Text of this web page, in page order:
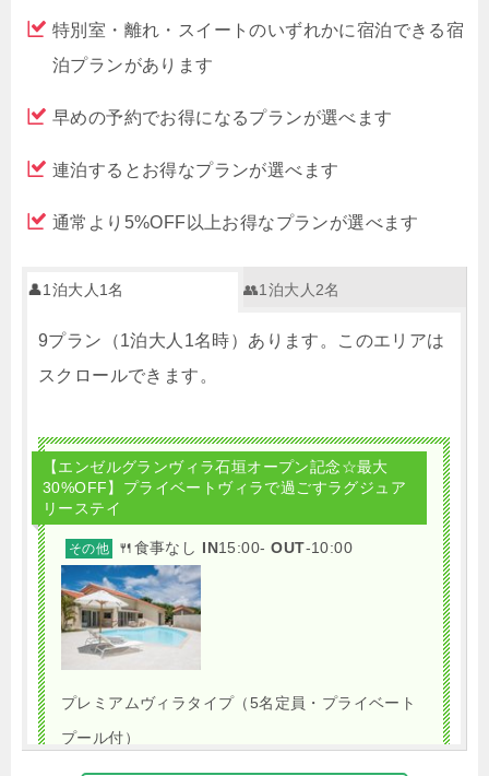
特別室・離れ・スイートのいずれかに宿泊できる宿
泊プランがあります
早めの予約でお得になるプランが選べます
連泊するとお得なプランが選べます
通常より5%OFF以上お得なプランが選べます
👤1泊大人1名 👥1泊大人2名
9プラン（1泊大人1名時）あります。このエリアは
スクロールできます。
【エンゼルグランヴィラ石垣オープン記念☆最大
30%OFF】プライベートヴィラで過ごすラグジュア
リーステイ
その他 🍴食事なし IN15:00- OUT-10:00
プレミアムヴィラタイプ（5名定員・プライベート
プール付）
1泊大人1名合計（税込）